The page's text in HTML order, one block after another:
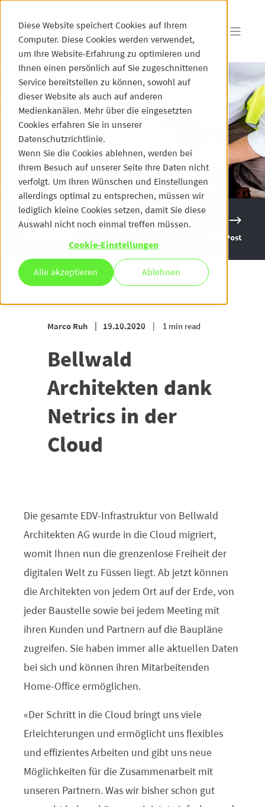
Diese Website speichert Cookies auf Ihrem
Computer. Diese Cookies werden verwendet,
um Ihre Website-Erfahrung zu optimieren und
Ihnen einen persönlich auf Sie zugeschnittenen
Service bereitstellen zu können, sowohl auf
dieser Website als auch auf anderen
Medienkanälen. Mehr über die eingesetzten
Cookies erfahren Sie in unserer
Datenschutzrichtlinie.
Wenn Sie die Cookies ablehnen, werden bei
Ihrem Besuch auf unserer Seite Ihre Daten nicht
verfolgt. Um Ihren Wünschen und Einstellungen
allerdings optimal zu entsprechen, müssen wir
lediglich kleine Cookies setzen, damit Sie diese
Auswahl nicht noch einmal treffen müssen.
Cookie-Einstellungen
Alle akzeptieren Ablehnen
Next Post
Marco Ruh 19.10.2020 1 min read
Bellwald
Architekten dank
Netrics in der
Cloud
Die gesamte EDV-Infrastruktur von Bellwald
Architekten AG wurde in die Cloud migriert,
womit Ihnen nun die grenzenlose Freiheit der
digitalen Welt zu Füssen liegt. Ab jetzt können
die Architekten von jedem Ort auf der Erde, von
jeder Baustelle sowie bei jedem Meeting mit
ihren Kunden und Partnern auf die Baupläne
zugreifen. Sie haben immer alle aktuellen Daten
bei sich und können ihren Mitarbeitenden
Home-Office ermöglichen.
«Der Schritt in die Cloud bringt uns viele
Erleichterungen und ermöglicht uns flexibles
und effizientes Arbeiten und gibt uns neue
Möglichkeiten für die Zusammenarbeit mit
unseren Partnern. Was wir bisher schon gut